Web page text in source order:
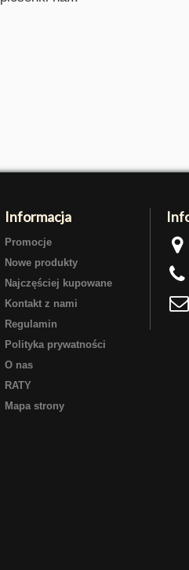
Informacja
Promocje
Nowe produkty
Najczęściej kupowane
Kontakt z nami
Regulamin
Polityka prywatności
O nas
RATY
Mapa strony